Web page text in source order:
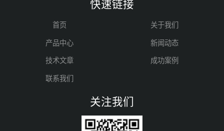
快速链接
首页 关于我们
产品中心 新闻动态
技术文章 成功案例
联系我们
关注我们